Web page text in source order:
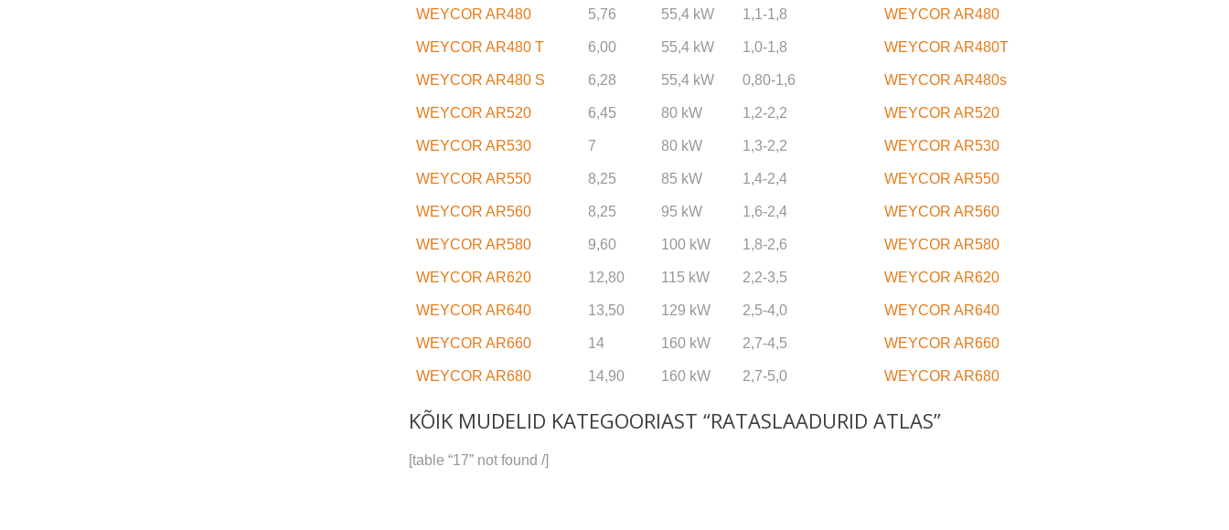
WEYCOR AR480 5,76 55,4 kW 1,1-1,8 WEYCOR AR480
WEYCOR AR480 T 6,00 55,4 kW 1,0-1,8 WEYCOR AR480T
WEYCOR AR480 S 6,28 55,4 kW 0,80-1,6 WEYCOR AR480s
WEYCOR AR520 6,45 80 kW 1,2-2,2 WEYCOR AR520
WEYCOR AR530 7 80 kW 1,3-2,2 WEYCOR AR530
WEYCOR AR550 8,25 85 kW 1,4-2,4 WEYCOR AR550
WEYCOR AR560 8,25 95 kW 1,6-2,4 WEYCOR AR560
WEYCOR AR580 9,60 100 kW 1,8-2,6 WEYCOR AR580
WEYCOR AR620 12,80 115 kW 2,2-3,5 WEYCOR AR620
WEYCOR AR640 13,50 129 kW 2,5-4,0 WEYCOR AR640
WEYCOR AR660 14 160 kW 2,7-4,5 WEYCOR AR660
WEYCOR AR680 14,90 160 kW 2,7-5,0 WEYCOR AR680
KÕIK MUDELID KATEGOORIAST “RATASLAADURID ATLAS”
[table “17” not found /]